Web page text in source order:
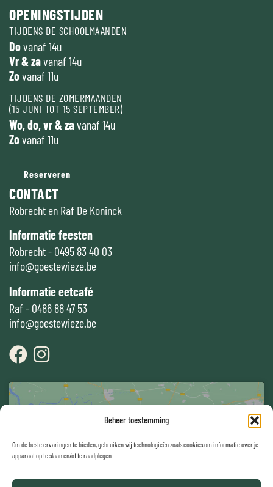
Beheer toestemming
Om de beste ervaringen te bieden, gebruiken wij technologieën zoals cookies om informatie over je
apparaat op te slaan en/of te raadplegen.
OPENINGSTIJDEN
TIJDENS DE SCHOOLMAANDEN
Dovanaf 14u
Vr & zavanaf 14u
Zovanaf 11u
TIJDENS DE ZOMERMAANDEN
(15 JUNI TOT 15 SEPTEMBER)
Wo, do, vr & zavanaf 14u
Zovanaf 11u
Reserveren
CONTACT
Robrecht en Raf De Koninck
Informatie feesten
Robrecht - 0495 83 40 03
info@goestewieze.be
Informatie eetcafé
Raf - 0486 88 47 53
info@goestewieze.be
inhoud in te schakelen